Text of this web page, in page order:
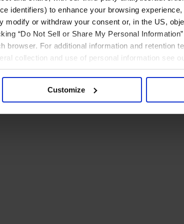
identifiers) to enhance your browsing
modify or withdraw your consent or, in the US,
“Do Not Sell or Share My Personal
browser. For additional information and retention
collection and use of personal information see
Customize